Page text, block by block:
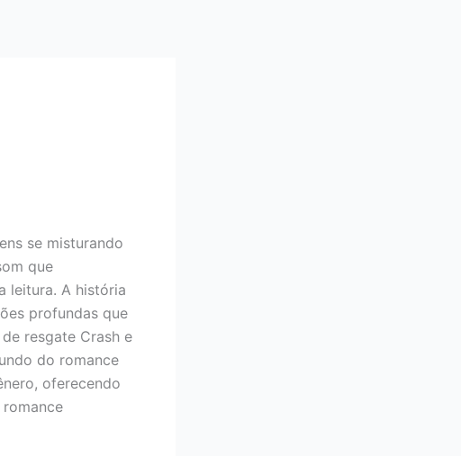
se misturando
que
leitura. A história
profundas que
resgate Crash e
do romance
oferecendo